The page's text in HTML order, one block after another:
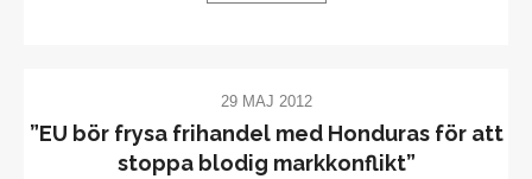
29 MAJ 2012
”EU bör frysa frihandel med Honduras för att
stoppa blodig markkonflikt”